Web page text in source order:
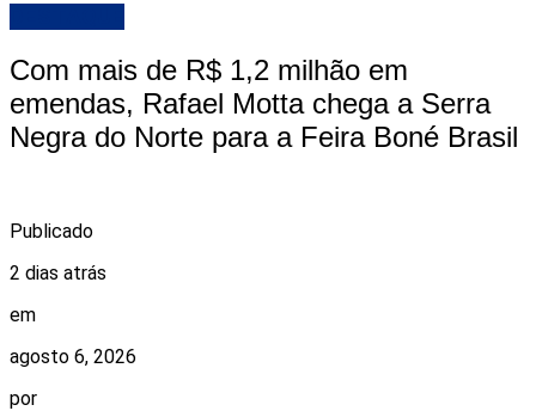
Com mais de R$ 1,2 milhão em
emendas, Rafael Motta chega a Serra
Negra do Norte para a Feira Boné Brasil
Publicado
2 dias atrás
em
agosto 6, 2026
por